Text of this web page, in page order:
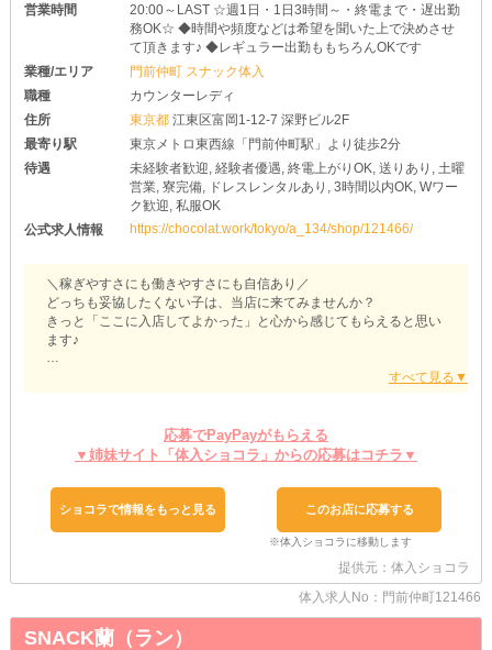
営業時間
20:00～LAST ☆週1日・1日3時間～・終電まで・遅出勤
務OK☆ ◆時間や頻度などは希望を聞いた上で決めさせ
て頂きます♪ ◆レギュラー出勤ももちろんOKです
業種/エリア
門前仲町 スナック体入
職種
カウンターレディ
住所
東京都江東区富岡1-12-7 深野ビル2F
最寄り駅
東京メトロ東西線「門前仲町駅」より徒歩2分
待遇
未経験者歓迎, 経験者優遇, 終電上がりOK, 送りあり, 土曜
営業, 寮完備, ドレスレンタルあり, 3時間以内OK, Wワー
ク歓迎, 私服OK
公式求人情報
https://chocolat.work/tokyo/a_134/shop/121466/
＼稼ぎやすさにも働きやすさにも自信あり／
どっちも妥協したくない子は、当店に来てみませんか？
きっと「ここに入店してよかった」と心から感じてもらえると思い
ます♪
*⑅୨୧ ----------------------- ୨୧⑅*
［りあす］は《土曜日》も元気に営業中！
「平日は忙しくて中々シフトが入れられない…」
なんて子も週末に絞って稼ぐことが可能です◎
お車をお持ちなら《マイカー》での通勤もできます！
雨風で髪や服が乱れる心配がないのは魅力的◎
公共交通機関のラッシュに巻き込まれることもなく、ストレスフリ
ーです♪
応募でPayPayがもらえる
▼姉妹サイト「体入ショコラ」からの応募はコチラ▼
ショコラで情報をもっと見る このお店に応募する
提供元：体入ショコラ
体入求人No：門前仲町121466
SNACK蘭（ラン）